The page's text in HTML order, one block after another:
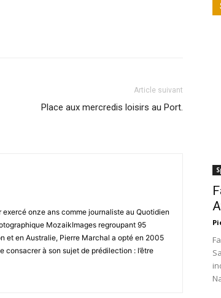
Article suivant
Place aux mercredis loisirs au Port.
onze ans comme journaliste au Quotidien
MozaikImages regroupant 95
et en Australie, Pierre Marchal a opté en 2005
à son sujet de prédilection : l’être